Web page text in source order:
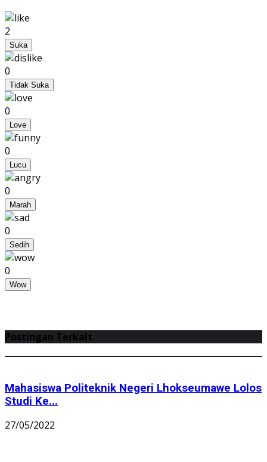
2
Suka
0
Tidak Suka
0
Love
0
Lucu
0
Marah
0
Sedih
0
Wow
Postingan Terkait
Mahasiswa Politeknik Negeri Lhokseumawe Lolos
Studi Ke...
27/05/2022